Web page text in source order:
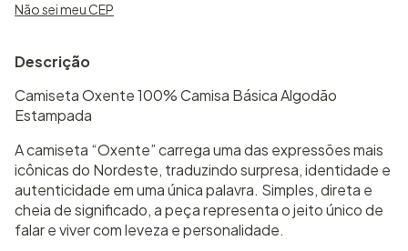
Não sei meu CEP
Descrição
Camiseta Oxente 100% Camisa Básica Algodão
Estampada
A camiseta “Oxente” carrega uma das expressões mais
icônicas do Nordeste, traduzindo surpresa, identidade e
autenticidade em uma única palavra. Simples, direta e
cheia de significado, a peça representa o jeito único de
falar e viver com leveza e personalidade.